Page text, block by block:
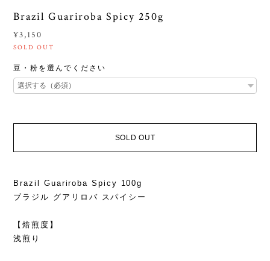
Brazil Guariroba Spicy 250g
¥3,150
SOLD OUT
豆・粉を選んでください
SOLD OUT
Brazil Guariroba Spicy 100g
ブラジル グアリロバ スパイシー
【焙煎度】
浅煎り